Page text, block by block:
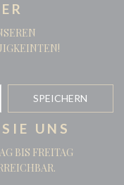
UNS
BIS FREITAG